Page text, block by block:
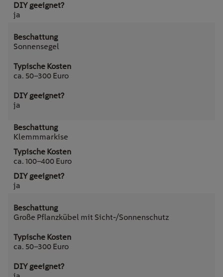
ja
Sonnensegel
ca. 50–300 Euro
ja
Klemmmarkise
ca. 100–400 Euro
ja
Große Pflanzkübel mit Sicht-/Sonnenschutz
ca. 50–300 Euro